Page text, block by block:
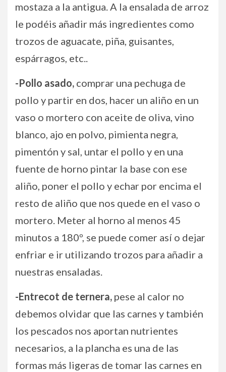
mostaza a la antigua. A la ensalada de arroz
le podéis añadir más ingredientes como
trozos de aguacate, piña, guisantes,
espárragos, etc..
-Pollo asado, comprar una pechuga de
pollo y partir en dos, hacer un aliño en un
vaso o mortero con aceite de oliva, vino
blanco, ajo en polvo, pimienta negra,
pimentón y sal, untar el pollo y en una
fuente de horno pintar la base con ese
aliño, poner el pollo y echar por encima el
resto de aliño que nos quede en el vaso o
mortero. Meter al horno al menos 45
minutos a 180º, se puede comer así o dejar
enfriar e ir utilizando trozos para añadir a
nuestras ensaladas.
-Entrecot de ternera, pese al calor no
debemos olvidar que las carnes y también
los pescados nos aportan nutrientes
necesarios, a la plancha es una de las
formas más ligeras de tomar las carnes en